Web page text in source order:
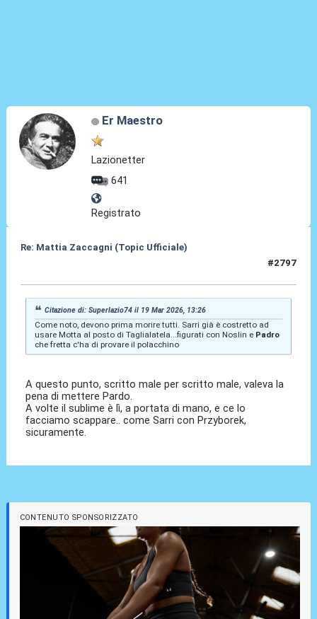
Er Maestro
Lazionetter
641
Registrato
Re: Mattia Zaccagni (Topic Ufficiale)
#2797
Citazione di: Superlazio74 il 19 Mar 2026, 13:26
Come noto, devono prima morire tutti. Sarri già è costretto ad
usare Motta al posto di Taglialatela...figurati con Noslin e Padro
che fretta c'ha di provare il polacchino
A questo punto, scritto male per scritto male, valeva la
pena di mettere Pardo.
A volte il sublime è lì, a portata di mano, e ce lo
facciamo scappare.. come Sarri con Przyborek,
sicuramente.
CONTENUTO SPONSORIZZATO